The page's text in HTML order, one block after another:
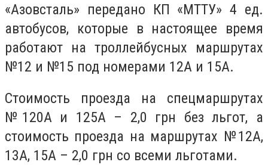
«Азовсталь» передано КП «МТТУ» 4 ед.
автобусов, которые в настоящее время
работают на троллейбусных маршрутах
№12 и №15 под номерами 12А и 15А.
Стоимость проезда на спецмаршрутах
№120А и 125А – 2,0 грн без льгот, а
стоимость проезда на маршрутах №12А,
13А, 15А – 2,0 грн со всеми льготами.